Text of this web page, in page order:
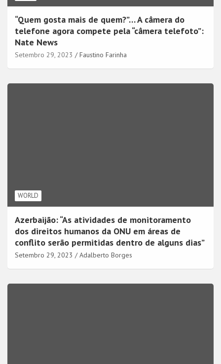
“Quem gosta mais de quem?”… A câmera do
telefone agora compete pela “câmera telefoto”:
Nate News
Setembro 29, 2023 Faustino Farinha
WORLD
Azerbaijão: “As atividades de monitoramento
dos direitos humanos da ONU em áreas de
conflito serão permitidas dentro de alguns dias”
Setembro 29, 2023 Adalberto Borges